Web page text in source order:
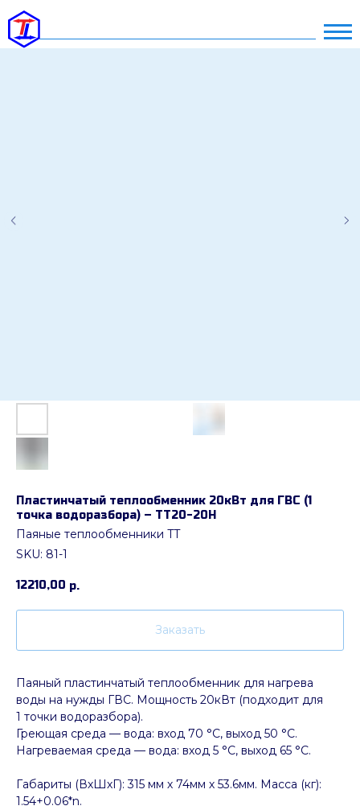
Пластинчатый теплообменник 20кВт для ГВС (1
точка водоразбора) – ТТ20-20H
Паяные теплообменники TT
SKU: 81-1
12210,00 р.
Заказать
Паяный пластинчатый теплообменник для нагрева
воды на нужды ГВС. Мощность 20кВт (подходит для
1 точки водоразбора).
Греющая среда — вода: вход 70 °C, выход 50 °C.
Нагреваемая среда — вода: вход 5 °C, выход 65 °C.
Габариты (ВхШхГ): 315 мм х 74мм х 53.6мм. Масса (кг):
1.54+0.06*n.